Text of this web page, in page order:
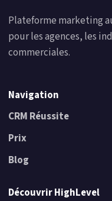
Plateforme marketing
pour les agences, les
commerciales.
Navigation
CRM Réussite
Prix
Blog
Découvrir HighLevel